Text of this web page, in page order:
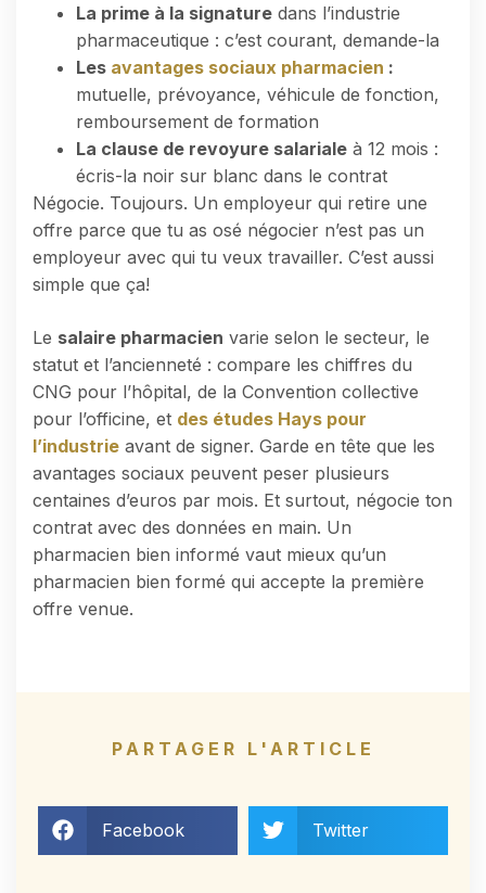
La prime à la signature dans l’industrie
pharmaceutique : c’est courant, demande-la
Les avantages sociaux pharmacien :
mutuelle, prévoyance, véhicule de fonction,
remboursement de formation
La clause de revoyure salariale à 12 mois :
écris-la noir sur blanc dans le contrat
Négocie. Toujours. Un employeur qui retire une
offre parce que tu as osé négocier n’est pas un
employeur avec qui tu veux travailler. C’est aussi
simple que ça!
Le salaire pharmacien varie selon le secteur, le
statut et l’ancienneté : compare les chiffres du
CNG pour l’hôpital, de la Convention collective
pour l’officine, et des études Hays pour
l’industrie avant de signer. Garde en tête que les
avantages sociaux peuvent peser plusieurs
centaines d’euros par mois. Et surtout, négocie ton
contrat avec des données en main. Un
pharmacien bien informé vaut mieux qu’un
pharmacien bien formé qui accepte la première
offre venue.
PARTAGER L'ARTICLE
Facebook Twitter